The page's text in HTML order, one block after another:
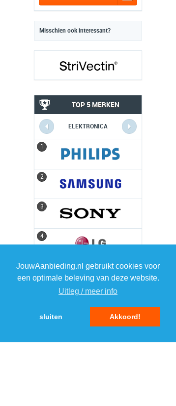
JouwAanbieding.nl gebruikt cookies voor
een optimale beleving van deze website.
Uitleg / meer info
sluiten Akkoord!
Misschien ook interessant?
TOP 5 MERKEN
ELEKTRONICA
1
2
3
4
5 5
DAGAANBIEDINGEN